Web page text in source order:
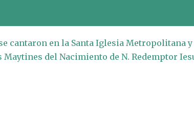
cantaron en la Santa Iglesia Metropolitana
Maytines del Nacimiento de N. Redemptor